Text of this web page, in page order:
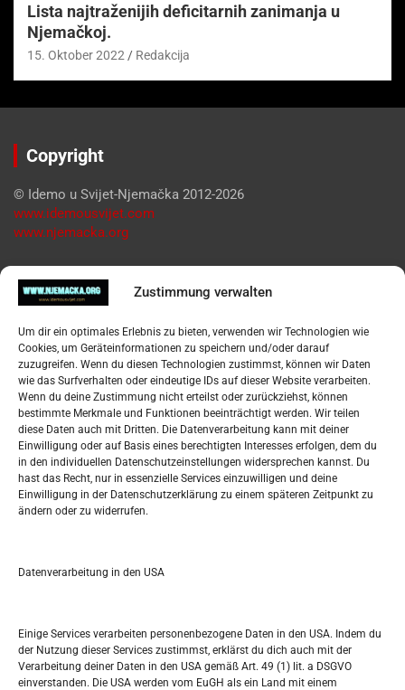
Zustimmung verwalten
Um dir ein optimales Erlebnis zu bieten, verwenden wir Technologien wie
Cookies, um Geräteinformationen zu speichern und/oder darauf
zuzugreifen. Wenn du diesen Technologien zustimmst, können wir Daten
wie das Surfverhalten oder eindeutige IDs auf dieser Website verarbeiten.
Wenn du deine Zustimmung nicht erteilst oder zurückziehst, können
bestimmte Merkmale und Funktionen beeinträchtigt werden. Wir teilen
diese Daten auch mit Dritten. Die Datenverarbeitung kann mit deiner
Einwilligung oder auf Basis eines berechtigten Interesses erfolgen, dem du
in den individuellen Datenschutzeinstellungen widersprechen kannst. Du
hast das Recht, nur in essenzielle Services einzuwilligen und deine
Einwilligung in der Datenschutzerklärung zu einem späteren Zeitpunkt zu
ändern oder zu widerrufen.
Datenverarbeitung in den USA
Einige Services verarbeiten personenbezogene Daten in den USA. Indem du
der Nutzung dieser Services zustimmst, erklärst du dich auch mit der
Verarbeitung deiner Daten in den USA gemäß Art. 49 (1) lit. a DSGVO
einverstanden. Die USA werden vom EuGH als ein Land mit einem
Lista najtraženijih deficitarnih zanimanja u
Njemačkoj.
15. Oktober 2022 Redakcija
Copyright
© Idemo u Svijet-Njemačka 2012-2026
www.idemousvijet.com
www.njemacka.org
Pregled
Datenschutzerklärung
Widerufsbelehrung
Oglašavanje / Postavite svoj oglas
Tko je “Idemo u Svijet – Njemačka?
Pretražite stranicu:
S
MAI 2026
M D M D F S